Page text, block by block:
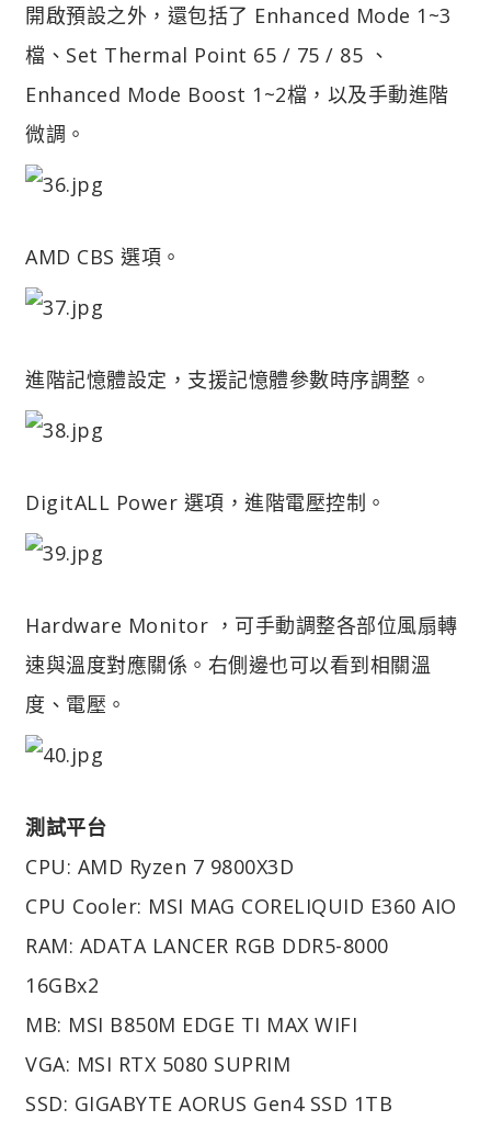
開啟預設之外，還包括了 Enhanced Mode 1~3
檔、Set Thermal Point 65 / 75 / 85 、
Enhanced Mode Boost 1~2檔，以及手動進階
微調。
AMD CBS 選項。
進階記憶體設定，支援記憶體參數時序調整。
DigitALL Power 選項，進階電壓控制。
Hardware Monitor ，可手動調整各部位風扇轉
速與溫度對應關係。右側邊也可以看到相關溫
度、電壓。
測試平台
CPU: AMD Ryzen 7 9800X3D
CPU Cooler: MSI MAG CORELIQUID E360 AIO
RAM: ADATA LANCER RGB DDR5-8000
16GBx2
MB: MSI B850M EDGE TI MAX WIFI
VGA: MSI RTX 5080 SUPRIM
SSD: GIGABYTE AORUS Gen4 SSD 1TB